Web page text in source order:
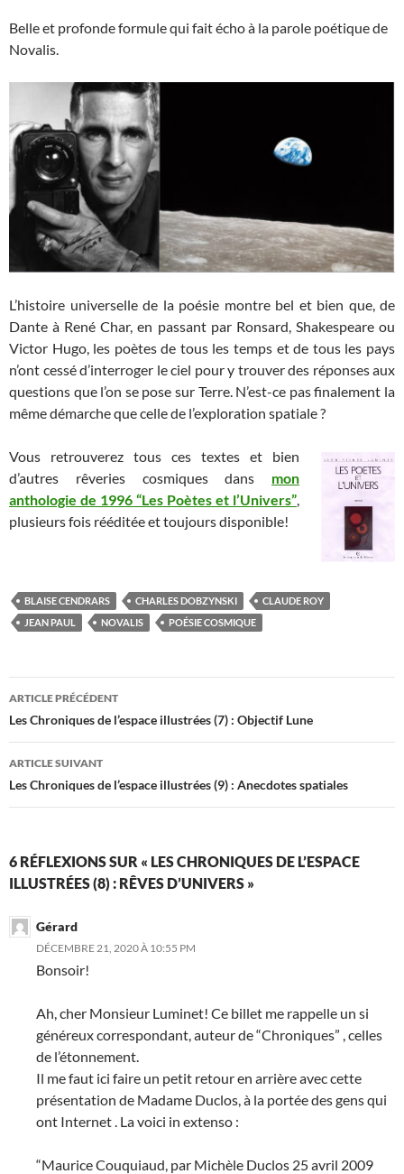
Belle et profonde formule qui fait écho à la parole poétique de
Novalis.
L’histoire universelle de la poésie montre bel et bien que, de
Dante à René Char, en passant par Ronsard, Shakespeare ou
Victor Hugo, les poètes de tous les temps et de tous les pays
n’ont cessé d’interroger le ciel pour y trouver des réponses aux
questions que l’on se pose sur Terre. N’est-ce pas finalement la
même démarche que celle de l’exploration spatiale ?
Vous retrouverez tous ces textes et bien
d’autres rêveries cosmiques dans mon
anthologie de 1996 “Les Poètes et l’Univers”,
plusieurs fois rééditée et toujours disponible!
BLAISE CENDRARS CHARLES DOBZYNSKI
CLAUDE ROY
JEAN PAUL
NOVALIS POÉSIE COSMIQUE
Navigation
des
articles
ARTICLE PRÉCÉDENT
Les Chroniques de l’espace illustrées (7) : Objectif Lune
ARTICLE SUIVANT
Les Chroniques de l’espace illustrées (9) : Anecdotes spatiales
6 RÉFLEXIONS SUR « LES CHRONIQUES DE L’ESPACE
ILLUSTRÉES (8) : RÊVES D’UNIVERS »
Gérard
DÉCEMBRE 21, 2020 À 10:55 PM
Bonsoir!
Ah, cher Monsieur Luminet! Ce billet me rappelle un si
généreux correspondant, auteur de “Chroniques” , celles
de l’étonnement.
Il me faut ici faire un petit retour en arrière avec cette
présentation de Madame Duclos, à la portée des gens qui
ont Internet . La voici in extenso :
“Maurice Couquiaud, par Michèle Duclos 25 avril 2009